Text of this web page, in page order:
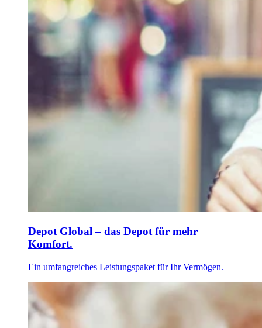
Depot Global – das Depot für mehr
Komfort.
Ein umfangreiches Leistungspaket für Ihr Vermögen.